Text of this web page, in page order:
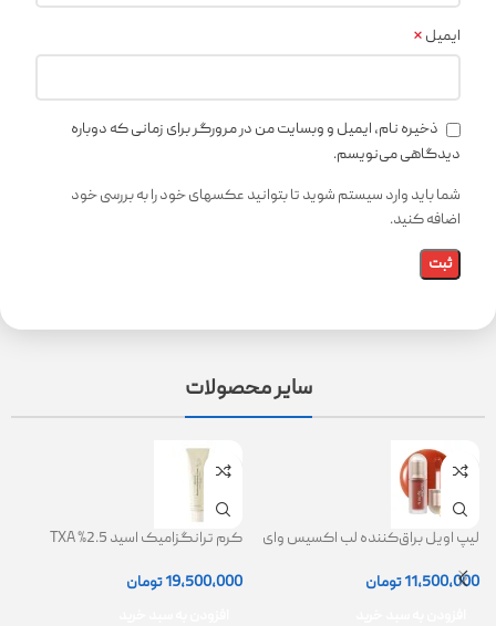
ایمیل *
ذخیره نام، ایمیل و وبسایت من در مرورگر برای زمانی که دوباره
دیدگاهی می‌نویسم.
شما باید وارد سیستم شوید تا بتوانید عکسهای خود را به بررسی خود
اضافه کنید.
سایر محصولات
لیپ اویل براق‌کننده لب اکسیس وای
11,500,000تومان
کرم ترانگزامیک اسید 2.5% TXA
19,500,000تومان